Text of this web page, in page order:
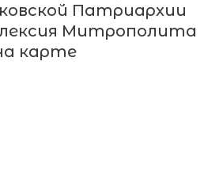
Патриархии
Митрополита
карте